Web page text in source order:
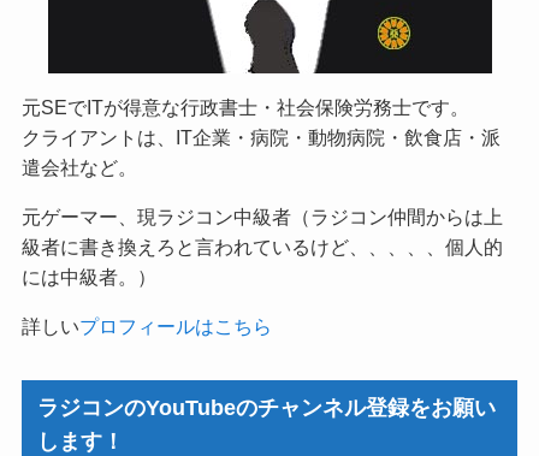
元SEでITが得意な行政書士・社会保険労務士です。
クライアントは、IT企業・病院・動物病院・飲食店・派
遣会社など。
元ゲーマー、現ラジコン中級者（ラジコン仲間からは上
級者に書き換えろと言われているけど、、、、、個人的
には中級者。）
詳しいプロフィールはこちら
ラジコンのYouTubeのチャンネル登録をお願い
します！